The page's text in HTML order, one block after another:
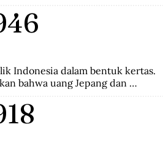
Tionghoa di Indonesia, salah
1967 tentang perayaan masyarakat
Indonesia dalam bentuk kertas.
bahwa uang Jepang dan